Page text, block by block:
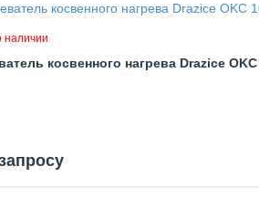
наличии
косвенного нагрева Drazice